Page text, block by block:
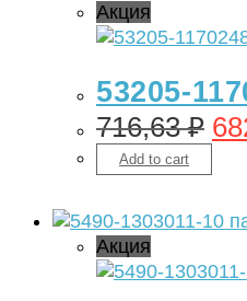
Акция
53205-
716,63₽
Add to cart
Акция